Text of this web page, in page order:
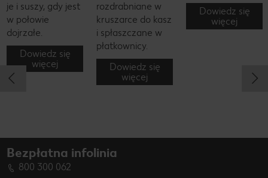
je i suszy, gdy jest
w połowie
dojrzałe.
Dowiedz się
więcej
rozdrabniane w
kruszarce do kasz
i spłaszczane w
płatkownicy.
Dowiedz się
więcej
Dowiedz się
więcej
Bezpłatna infolinia
800 300 062